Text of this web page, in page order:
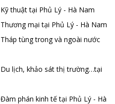
Kỹ thuật tại Phủ Lý - Hà Nam
Thương mại tại Phủ Lý - Hà Nam
Tháp tùng trong và ngoài nước
Du lịch, khảo sát thị trường…tại
Đàm phán kinh tế tại Phủ Lý - Hà